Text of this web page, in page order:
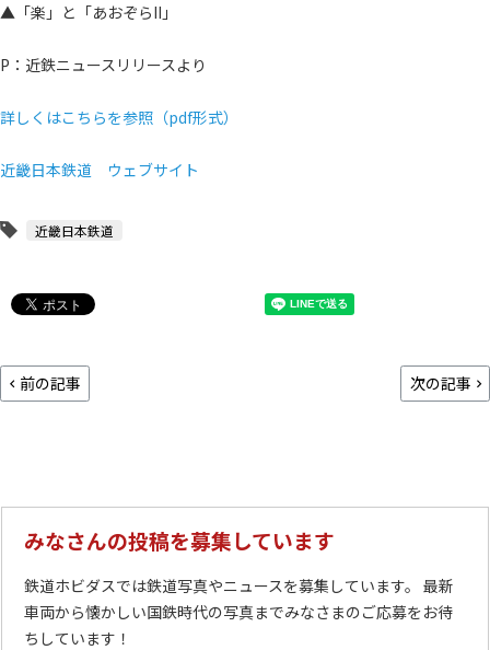
▲「楽」と「あおぞらII」
P：近鉄ニュースリリースより
詳しくはこちらを参照（pdf形式）
近畿日本鉄道 ウェブサイト
近畿日本鉄道
前の記事 次の記事
みなさんの投稿を募集しています
鉄道ホビダスでは鉄道写真やニュースを募集しています。 最新
車両から懐かしい国鉄時代の写真までみなさまのご応募をお待
ちしています！